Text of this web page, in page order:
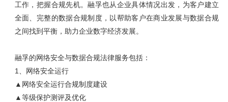
工作，把握合规先机。融孚也从企业具体情况出发，为客户建立
全面、完整的数据合规制度，以帮助客户在商业发展与数据合规
之间找到平衡，助力企业数字经济发展。
融孚的网络安全与数据合规法律服务包括：
1、网络安全运行
▲网络安全运行合规制度建设
▲等级保护测评及优化